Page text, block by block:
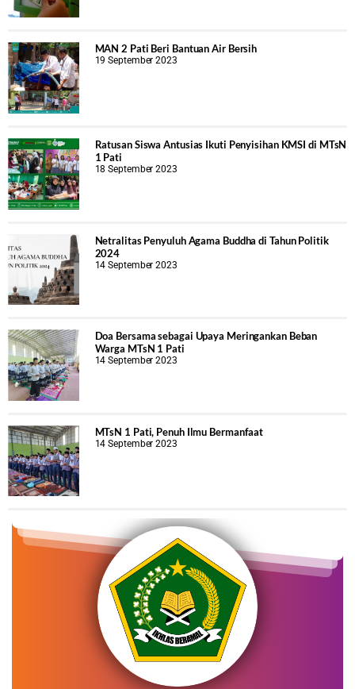
MAN 2 Pati Beri Bantuan Air Bersih
19 September 2023
Ratusan Siswa Antusias Ikuti Penyisihan KMSI di MTsN
1 Pati
18 September 2023
Netralitas Penyuluh Agama Buddha di Tahun Politik
2024
14 September 2023
Doa Bersama sebagai Upaya Meringankan Beban
Warga MTsN 1 Pati
14 September 2023
MTsN 1 Pati, Penuh Ilmu Bermanfaat
14 September 2023